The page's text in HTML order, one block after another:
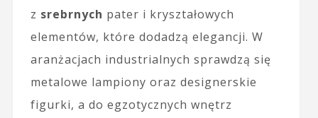
z srebrnych pater i kryształowych
elementów, które dodadzą elegancji. W
aranżacjach industrialnych sprawdzą się
metalowe lampiony oraz designerskie
figurki, a do egzotycznych wnętrz